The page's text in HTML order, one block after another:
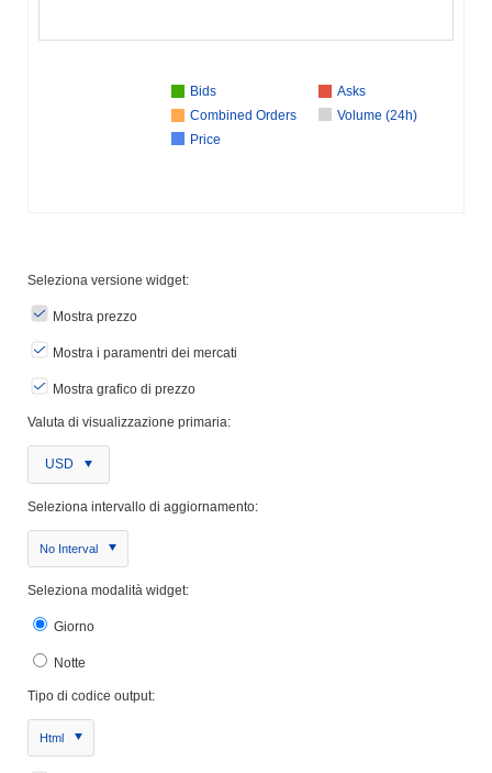
Bids
Asks
Combined Orders
Volume (24h)
Price
Seleziona versione widget:
Mostra prezzo
Mostra i paramentri dei mercati
Mostra grafico di prezzo
Valuta di visualizzazione primaria:
USD
Seleziona intervallo di aggiornamento:
No Interval
Seleziona modalità widget:
Giorno
Notte
Tipo di codice output:
Html